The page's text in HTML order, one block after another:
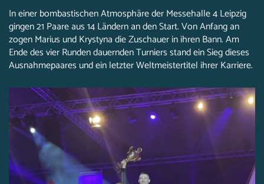
In einer bombastischen Atmosphäre der Messehalle 4 Leipzig
gingen 21 Paare aus 14 Ländern an den Start. Von Anfang an
zogen Marius und Krystyna die Zuschauer in ihren Bann. Am
Ende des vier Runden dauernden Turniers stand ein Sieg dieses
Ausnahmepaares und ein letzter Weltmeistertitel ihrer Karriere.